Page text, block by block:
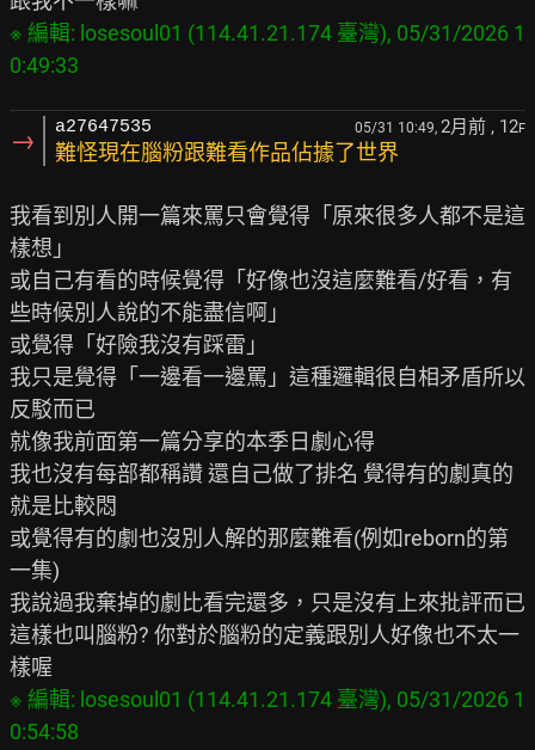
※ 編輯: losesoul01 (114.41.21.174 臺灣), 05/31/2026 1
→ a27647535 05/31 10:49, 2月前 , 12F
難怪現在腦粉跟難看作品佔據了世界
我看到別人開一篇來罵只會覺得「原來很多人都不是這
樣想」
或自己有看的時候覺得「好像也沒這麼難看/好看，有
些時候別人說的不能盡信啊」
或覺得「好險我沒有踩雷」
我只是覺得「一邊看一邊罵」這種邏輯很自相矛盾所以
反駁而已
就像我前面第一篇分享的本季日劇心得
我也沒有每部都稱讚 還自己做了排名 覺得有的劇真的
就是比較悶
或覺得有的劇也沒別人解的那麼難看(例如reborn的第
一集)
我說過我棄掉的劇比看完還多，只是沒有上來批評而已
這樣也叫腦粉? 你對於腦粉的定義跟別人好像也不太一
※ 編輯: losesoul01 (114.41.21.174 臺灣), 05/31/2026 1
0:54:58